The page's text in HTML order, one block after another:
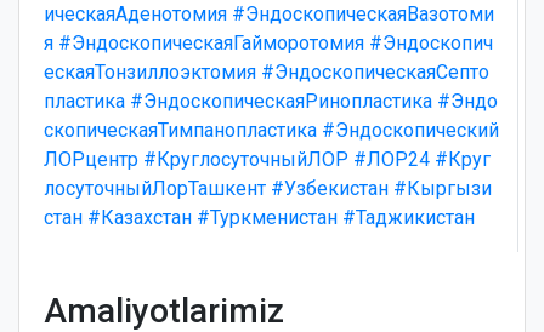
ическаяАденотомия #ЭндоскопическаяВазотоми
я #ЭндоскопическаяГайморотомия #Эндоскопич
ескаяТонзиллоэктомия #ЭндоскопическаяСепто
пластика #ЭндоскопическаяРинопластика #Эндо
скопическаяТимпанопластика #Эндоскопический
ЛОРцентр #КруглосуточныйЛОР #ЛОР24 #Круг
лосуточныйЛорТашкент #Узбекистан #Кыргызи
стан #Казахстан #Туркменистан #Таджикистан
Amaliyotlarimiz